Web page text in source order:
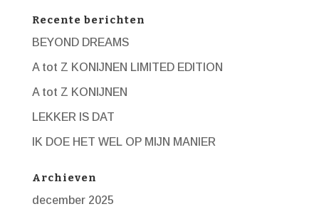
Recente berichten
BEYOND DREAMS
A tot Z KONIJNEN LIMITED EDITION
A tot Z KONIJNEN
LEKKER IS DAT
IK DOE HET WEL OP MIJN MANIER
Archieven
december 2025